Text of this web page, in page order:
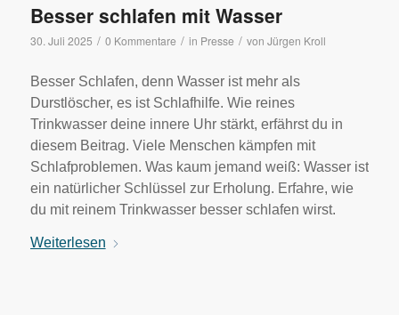
Besser schlafen mit Wasser
30. Juli 2025 / 0 Kommentare / in Presse / von Jürgen Kroll
Besser Schlafen, denn Wasser ist mehr als
Durstlöscher, es ist Schlafhilfe. Wie reines
Trinkwasser deine innere Uhr stärkt, erfährst du in
diesem Beitrag. Viele Menschen kämpfen mit
Schlafproblemen. Was kaum jemand weiß: Wasser ist
ein natürlicher Schlüssel zur Erholung. Erfahre, wie
du mit reinem Trinkwasser besser schlafen wirst.
Weiterlesen